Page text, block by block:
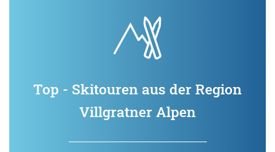
Top - Skitouren aus der Region
Villgratner Alpen